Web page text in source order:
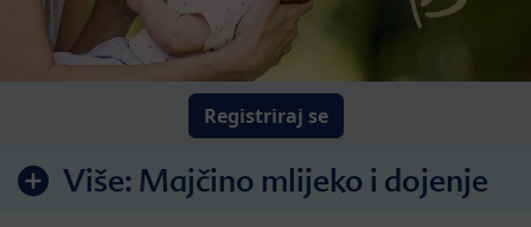
Registriraj se
Više: Majčino mlijeko i dojenje